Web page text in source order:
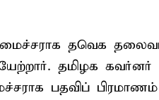
தவெக
தமிழக கவர்னர்
பதவிப்